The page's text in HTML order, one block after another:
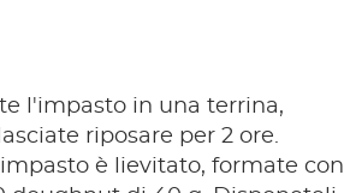
l'impasto in una terrina,
riposare per 2 ore.
è lievitato, formate con